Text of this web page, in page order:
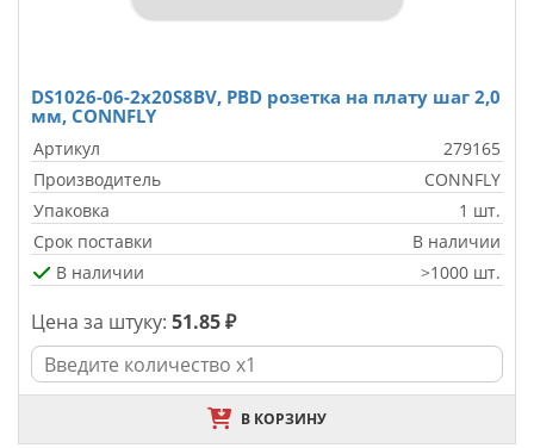
DS1026-06-2x20S8BV, PBD розетка на плату шаг 2,0
мм, CONNFLY
Артикул
279165
Производитель
CONNFLY
Упаковка
1 шт.
Срок поставки
В наличии
В наличии
>1000 шт.
Цена за штуку: 51.85 ₽
В КОРЗИНУ